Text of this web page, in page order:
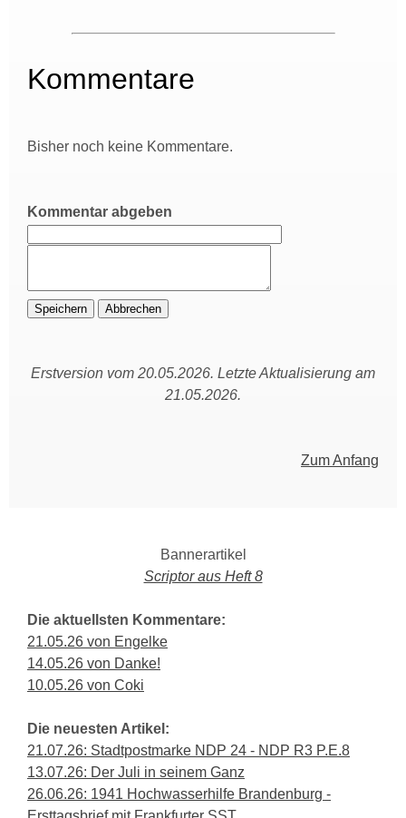
Kommentare
Bisher noch keine Kommentare.
Kommentar abgeben
Erstversion vom 20.05.2026. Letzte Aktualisierung am
21.05.2026.
Zum Anfang
Bannerartikel
Scriptor aus Heft 8
Die aktuellsten Kommentare:
21.05.26 von Engelke
14.05.26 von Danke!
10.05.26 von Coki
Die neuesten Artikel:
21.07.26: Stadtpostmarke NDP 24 - NDP R3 P.E.8
13.07.26: Der Juli in seinem Ganz
26.06.26: 1941 Hochwasserhilfe Brandenburg -